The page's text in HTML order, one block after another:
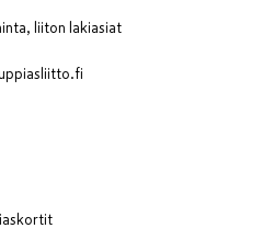
liiton lakiasiat